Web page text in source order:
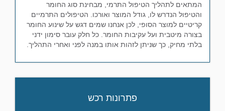
המתאים לתהליך הטיפול התרמי, מבחינת סוג החומר
והטיפול הנדרש לו, גודל המוצר ואורכו. הטיפולים התרמיים
קריטיים למוצר הסופי, לכן אנחנו שמים דגש על שינוע החומר
בצורה מיטבית ועל עקיבות החומר. כל חלק עובר סימון ידני
בלתי מחיק, כך שניתן לזהות אותו במנה לפני ואחרי התהליך.
פתרונות רכש